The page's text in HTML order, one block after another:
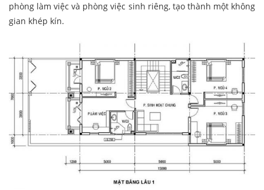
phòng làm việc và phòng việc sinh riêng, tạo thành một không
gian khép kín.